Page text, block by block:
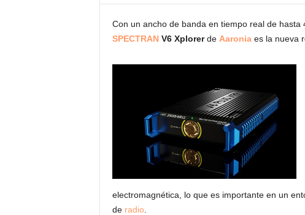
Con un ancho de banda en tiempo real de
SPECTRANV6 Xplorerde Aaroniaes la nueva
electromagnética, lo que es importante en un
de radio.